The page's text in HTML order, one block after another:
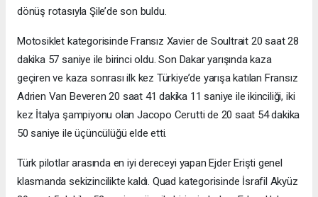
dönüş rotasıyla Şile’de son buldu.
Motosiklet kategorisinde Fransız Xavier de Soultrait 20 saat 28
dakika 57 saniye ile birinci oldu. Son Dakar yarışında kaza
geçiren ve kaza sonrası ilk kez Türkiye’de yarışa katılan Fransız
Adrien Van Beveren 20 saat 41 dakika 11 saniye ile ikinciliği, iki
kez İtalya şampiyonu olan Jacopo Cerutti de 20 saat 54 dakika
50 saniye ile üçüncülüğü elde etti.
Türk pilotlar arasında en iyi dereceyi yapan Ejder Erişti genel
klasmanda sekizincilikte kaldı. Quad kategorisinde İsrafil Akyüz